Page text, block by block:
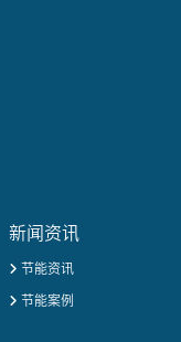
新闻资讯
节能资讯
节能案例